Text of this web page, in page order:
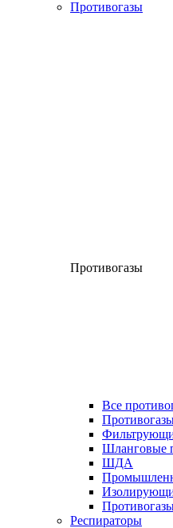
Противогазы
Противогазы
Все
Шланговые
ШДА
Респираторы